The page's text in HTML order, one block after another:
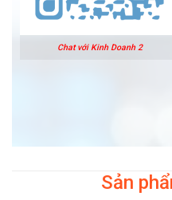
Chat với Kinh Doanh 2
Sản